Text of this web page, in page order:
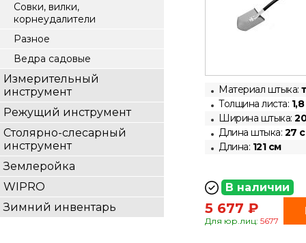
Совки, вилки,
корнеудалители
Разное
Ведра садовые
Измерительный
инструмент
Режущий инструмент
Столярно-слесарный
инструмент
Землеройка
WIPRO
Зимний инвентарь
Материал штыка:
Толщина листа:
Ширина штыка:
Длина штыка: 27
Длина: 121 см
В наличии
5 677 ₽
Для юр.лиц: 5677